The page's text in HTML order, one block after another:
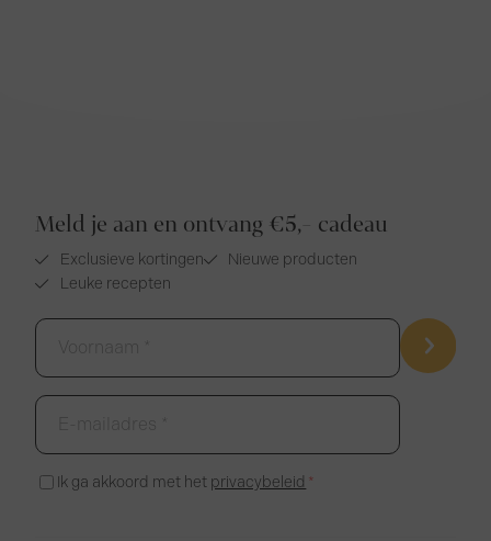
Meld je aan en ontvang €5,- cadeau
Exclusieve kortingen
Nieuwe producten
Leuke recepten
Voornaam
E-
mailadres
*
Instemming
Ik ga akkoord met het privacybeleid *